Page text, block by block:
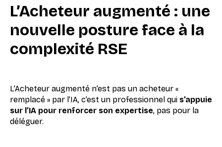
L’Acheteur augmenté : une
nouvelle posture face à la
complexité RSE
L’Acheteur augmenté n’est pas un acheteur «
remplacé » par l’IA, c’est un professionnel qui s’appuie
sur l’IA pour renforcer son expertise, pas pour la
déléguer.